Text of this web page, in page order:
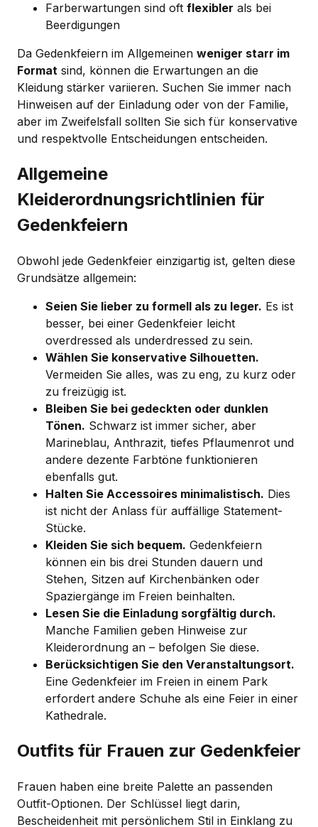
Farberwartungen sind oft flexibler als bei
Beerdigungen
Da Gedenkfeiern im Allgemeinen weniger starr im
Format sind, können die Erwartungen an die
Kleidung stärker variieren. Suchen Sie immer nach
Hinweisen auf der Einladung oder von der Familie,
aber im Zweifelsfall sollten Sie sich für konservative
und respektvolle Entscheidungen entscheiden.
Allgemeine
Kleiderordnungsrichtlinien für
Gedenkfeiern
Obwohl jede Gedenkfeier einzigartig ist, gelten diese
Grundsätze allgemein:
Seien Sie lieber zu formell als zu leger. Es ist
besser, bei einer Gedenkfeier leicht
overdressed als underdressed zu sein.
Wählen Sie konservative Silhouetten.
Vermeiden Sie alles, was zu eng, zu kurz oder
zu freizügig ist.
Bleiben Sie bei gedeckten oder dunklen
Tönen. Schwarz ist immer sicher, aber
Marineblau, Anthrazit, tiefes Pflaumenrot und
andere dezente Farbtöne funktionieren
ebenfalls gut.
Halten Sie Accessoires minimalistisch. Dies
ist nicht der Anlass für auffällige Statement-
Stücke.
Kleiden Sie sich bequem. Gedenkfeiern
können ein bis drei Stunden dauern und
Stehen, Sitzen auf Kirchenbänken oder
Spaziergänge im Freien beinhalten.
Lesen Sie die Einladung sorgfältig durch.
Manche Familien geben Hinweise zur
Kleiderordnung an – befolgen Sie diese.
Berücksichtigen Sie den Veranstaltungsort.
Eine Gedenkfeier im Freien in einem Park
erfordert andere Schuhe als eine Feier in einer
Kathedrale.
Outfits für Frauen zur Gedenkfeier
Frauen haben eine breite Palette an passenden
Outfit-Optionen. Der Schlüssel liegt darin,
Bescheidenheit mit persönlichem Stil in Einklang zu